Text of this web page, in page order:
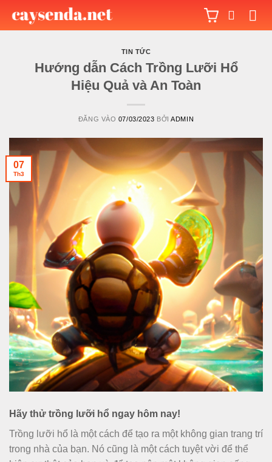
qua
TIN TỨC
Hướng dẫn Cách Trồng Lưỡi Hổ
Hiệu Quả và An Toàn
ĐĂNG VÀO 07/03/2023 BỞIADMIN
07
Th3
Hãy thử trồng lưỡi hổ ngay hôm nay!
Trồng lưỡi hổ là một cách để tạo ra một không gian trang trí
trong nhà của bạn. Nó cũng là một cách tuyệt vời để thể